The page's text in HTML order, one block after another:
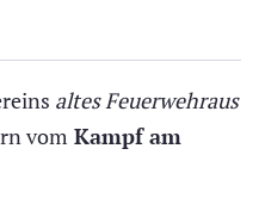
altes Feuerwehraus
vom Kampf am